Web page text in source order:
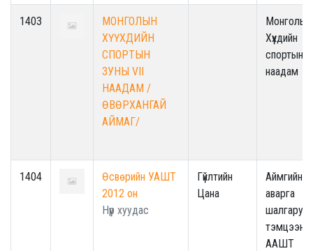
1403
МОНГОЛЫН
ХҮҮХДИЙН
СПОРТЫН
ЗУНЫ VII
НААДАМ /
ӨВӨРХАНГАЙ
АЙМАГ/
Монголын
Хүүхдийн
спортын
наадам
1404
Өсвөрийн УАШТ
2012 он
Нүүр хуудас
Гүйлтийн
Цана
Аймгийн
аварга
тэмцээн -
ААШТ